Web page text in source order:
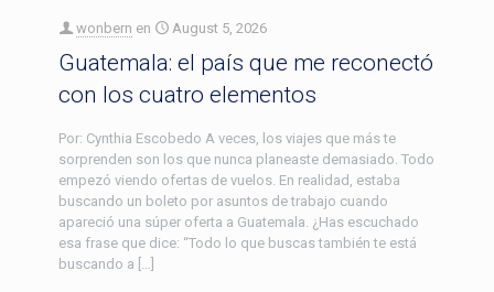
wonbern en August 5, 2026
Guatemala: el país que me reconectó
con los cuatro elementos
Por: Cynthia Escobedo A veces, los viajes que más te
sorprenden son los que nunca planeaste demasiado. Todo
empezó viendo ofertas de vuelos. En realidad, estaba
buscando un boleto por asuntos de trabajo cuando
apareció una súper oferta a Guatemala. ¿Has escuchado
esa frase que dice: “Todo lo que buscas también te está
buscando a […]